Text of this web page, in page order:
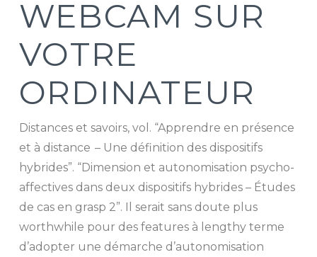
WEBCAM SUR
VOTRE
ORDINATEUR
Distances et savoirs, vol. “Apprendre en présence
et à distance – Une définition des dispositifs
hybrides”. “Dimension et autonomisation psycho-
affectives dans deux dispositifs hybrides – Études
de cas en grasp 2”. Il serait sans doute plus
worthwhile pour des features à lengthy terme
d’adopter une démarche d’autonomisation